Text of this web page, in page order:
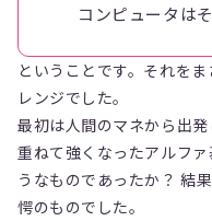
コンピュータは
ということです。それを
レンジでした。
最初は人間のマネから出
重ねて強くなったアルフ
うなものであったか？ 結
愕のものでした。